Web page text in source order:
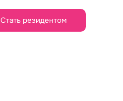
Стать резидентом